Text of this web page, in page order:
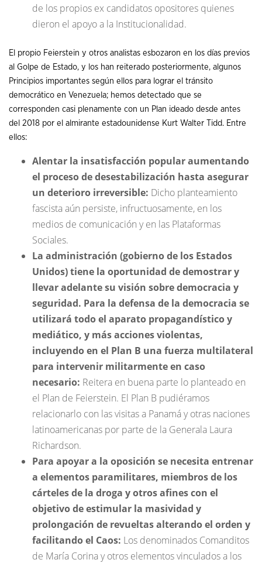
de los propios ex candidatos opositores quienes
dieron el apoyo a la Institucionalidad.
El propio Feierstein y otros analistas esbozaron en los días previos
al Golpe de Estado, y los han reiterado posteriormente, algunos
Principios importantes según ellos para lograr el tránsito
democrático en Venezuela; hemos detectado que se
corresponden casi plenamente con un Plan ideado desde antes
del 2018 por el almirante estadounidense Kurt Walter Tidd. Entre
ellos:
Alentar la insatisfacción popular aumentando
el proceso de desestabilización hasta asegurar
un deterioro irreversible: Dicho planteamiento
fascista aún persiste, infructuosamente, en los
medios de comunicación y en las Plataformas
Sociales.
La administración (gobierno de los Estados
Unidos) tiene la oportunidad de demostrar y
llevar adelante su visión sobre democracia y
seguridad. Para la defensa de la democracia se
utilizará todo el aparato propagandístico y
mediático, y más acciones violentas,
incluyendo en el Plan B una fuerza multilateral
para intervenir militarmente en caso
necesario: Reitera en buena parte lo planteado en
el Plan de Feierstein. El Plan B pudiéramos
relacionarlo con las visitas a Panamá y otras naciones
latinoamericanas por parte de la Generala Laura
Richardson.
Para apoyar a la oposición se necesita entrenar
a elementos paramilitares, miembros de los
cárteles de la droga y otros afines con el
objetivo de estimular la masividad y
prolongación de revueltas alterando el orden y
facilitando el Caos: Los denominados Comanditos
de María Corina y otros elementos vinculados a los